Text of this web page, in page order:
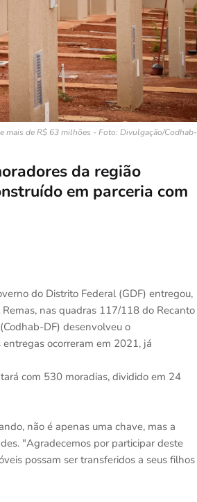
mais de R$ 63 milhões - Foto: Divulgação/Codhab-
da região
em parceria com
do Distrito Federal (GDF) entregou,
nas quadras 117/118 do Recanto
DF) desenvolveu o
ocorreram em 2021, já
com 530 moradias, dividido em 24
não é apenas uma chave, mas a
"Agradecemos por participar deste
possam ser transferidos a seus filhos